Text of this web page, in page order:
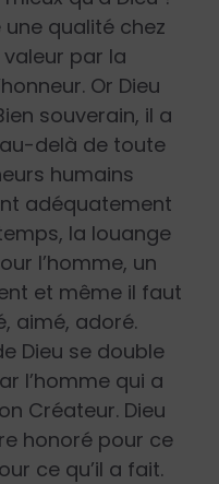
qualité chez
par la
Or Dieu
souverain, il a
delà de toute
humains
adéquatement
la louange
l’homme, un
et même il faut
aimé, adoré.
Dieu se double
l’homme qui a
Créateur. Dieu
honoré pour ce
ce qu’il a fait.